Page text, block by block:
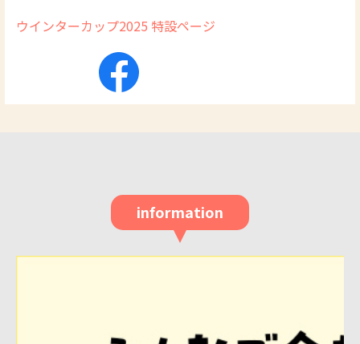
ウインターカップ2025 特設ページ
information